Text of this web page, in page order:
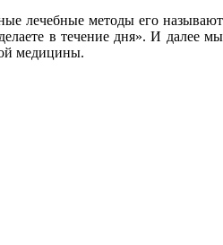
лечебные методы его называют
в течение дня». И далее мы
медицины.